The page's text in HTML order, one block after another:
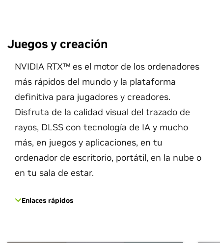
Juegos y creación
NVIDIA RTX™ es el motor de los ordenadores
más rápidos del mundo y la plataforma
definitiva para jugadores y creadores.
Disfruta de la calidad visual del trazado de
rayos, DLSS con tecnología de IA y mucho
más, en juegos y aplicaciones, en tu
ordenador de escritorio, portátil, en la nube o
en tu sala de estar.
Enlaces rápidos